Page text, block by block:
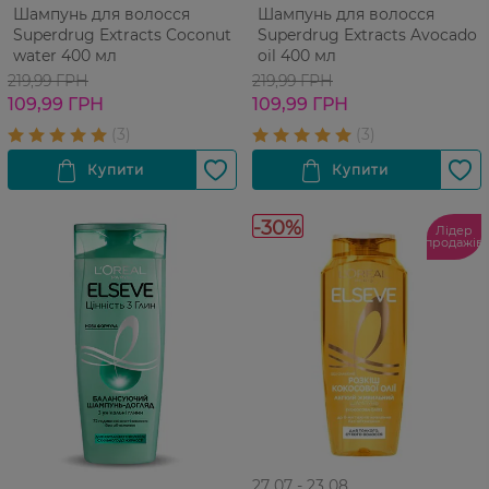
Шампунь для волосся
Superdrug Extracts Coconut
water 400 мл
219,99 ГРН
109,99 ГРН
Шампунь для волосся
Superdrug Extracts Avocado
oil 400 мл
219,99 ГРН
109,99 ГРН
-30% Лідер
продажів